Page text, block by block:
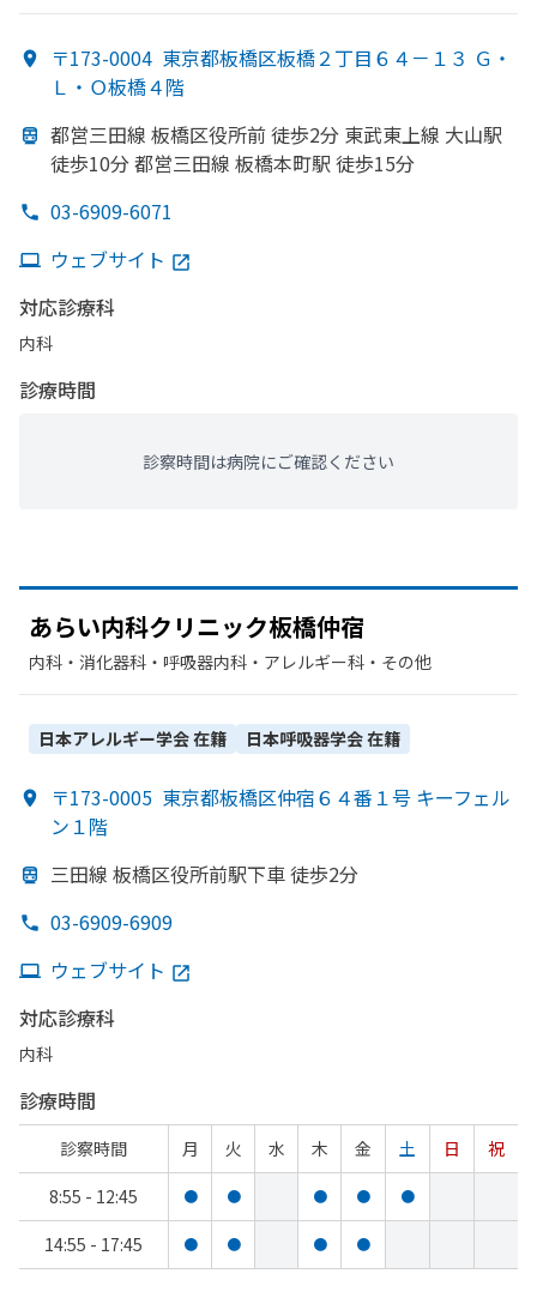
〒173-0004 東京都板橋区板橋２丁目６４－１３ Ｇ・
Ｌ・Ｏ板橋４階
都営三田線 板橋区役所前 徒歩2分 東武東上線 大山駅
徒歩10分 都営三田線 板橋本町駅 徒歩15分
03-6909-6071
ウェブサイト
対応診療科
内科
診療時間
診察時間は病院にご確認ください
あらい内科クリニック板橋仲宿
内科・​消化器科・​呼吸器内科・​アレルギー科・​その他
日本アレルギー学会在籍 日本呼吸器学会在籍
〒173-0005 東京都板橋区仲宿６４番１号 キーフェル
ン１階
三田線 板橋区役所前駅下車 徒歩2分
03-6909-6909
ウェブサイト
対応診療科
内科
診療時間
診察時間 月 火 水 木 金 土 日
祝
8:55 - 12:45
● ● ● ● ●
14:55 - 17:45 ● ● ● ●